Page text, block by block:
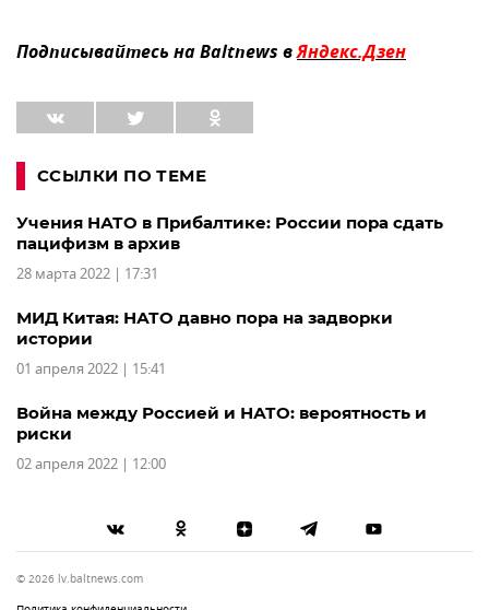
Подписывайтесь на Baltnews вЯндекс.Дзен
ССЫЛКИ ПО ТЕМЕ
Учения НАТО в Прибалтике: России пора сдать
пацифизм в архив
28 марта 2022 | 17:31
МИД Китая: НАТО давно пора на задворки
истории
01 апреля 2022 | 15:41
Война между Россией и НАТО: вероятность и
риски
02 апреля 2022 | 12:00
© 2026 lv.baltnews.com